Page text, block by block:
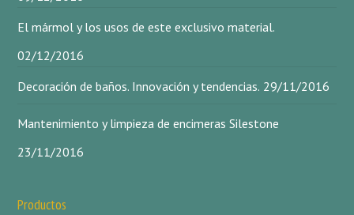
El mármol y los usos de este exclusivo material.
02/12/2016
Decoración de baños. Innovación y tendencias. 29/11/2016
Mantenimiento y limpieza de encimeras Silestone
23/11/2016
Productos